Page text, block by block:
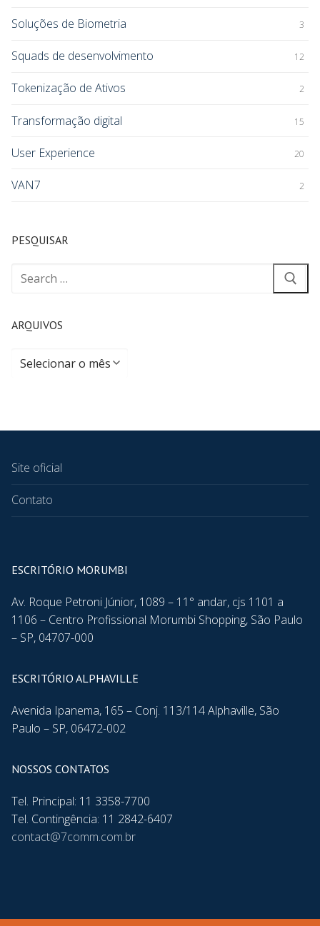
Soluções de Biometria 3
Squads de desenvolvimento 12
Tokenização de Ativos 2
Transformação digital 15
User Experience 20
VAN7 2
PESQUISAR
ARQUIVOS
Site oficial
Contato
ESCRITÓRIO MORUMBI
Av. Roque Petroni Júnior, 1089 – 11° andar, cjs 1101 a
1106 – Centro Profissional Morumbi Shopping, São Paulo
– SP, 04707-000
ESCRITÓRIO ALPHAVILLE
Avenida Ipanema, 165 – Conj. 113/114 Alphaville, São
Paulo – SP, 06472-002
NOSSOS CONTATOS
Tel. Principal: 11 3358-7700
Tel. Contingência: 11 2842-6407
contact@7comm.com.br